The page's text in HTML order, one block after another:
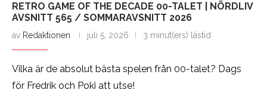
RETRO GAME OF THE DECADE 00-TALET | NÖRDLIV
AVSNITT 565 / SOMMARAVSNITT 2026
av Redaktionen juli 5, 2026 3 minut(ers) lästid
Vilka är de absolut bästa spelen från 00-talet? Dags
för Fredrik och Poki att utse!